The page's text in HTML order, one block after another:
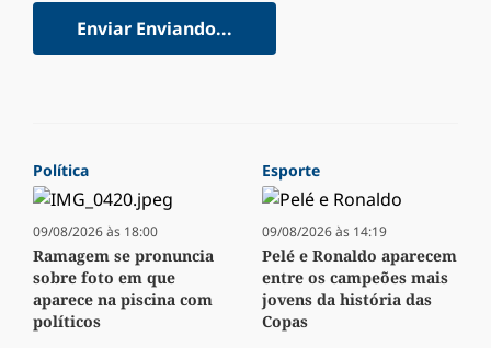
Enviar Enviando...
Política
09/08/2026 às 18:00
Ramagem se pronuncia
sobre foto em que
aparece na piscina com
políticos
Esporte
09/08/2026 às 14:19
Pelé e Ronaldo aparecem
entre os campeões mais
jovens da história das
Copas